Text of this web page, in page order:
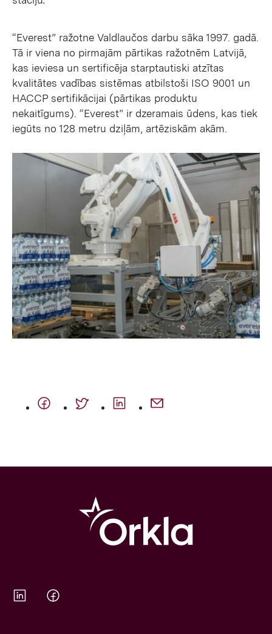
“Everest” ražotne Valdlaučos darbu sāka 1997. gadā.
Tā ir viena no pirmajām pārtikas ražotnēm Latvijā,
kas ieviesa un sertificēja starptautiski atzītas
kvalitātes vadības sistēmas atbilstoši ISO 9001 un
HACCP sertifikācijai (pārtikas produktu
nekaitīgums). “Everest” ir dzeramais ūdens, kas tiek
iegūts no 128 metru dziļām, artēziskām akām.